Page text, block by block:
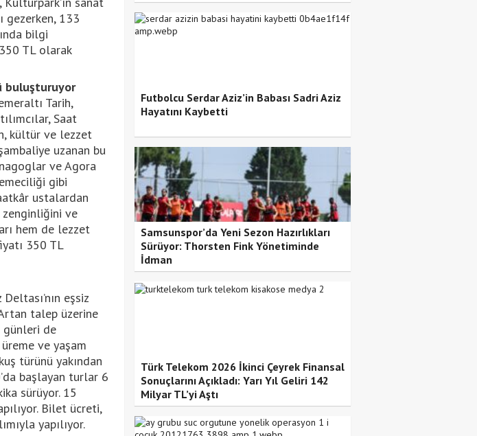
gezerken, 133
bilgi
TL olarak
buluşturuyor
Tarih,
Saat
kültür ve lezzet
uzanan bu
ve Agora
gibi
ustalardan
ve
hem de lezzet
350 TL
eşsiz
talep üzerine
günleri de
ve yaşam
türünü yakından
başlayan turlar 6
sürüyor. 15
Bilet ücreti,
yapılıyor.
Futbolcu Serdar Aziz’in Babası Sadri Aziz
Hayatını Kaybetti
Samsunspor’da Yeni Sezon Hazırlıkları
Sürüyor: Thorsten Fink Yönetiminde
İdman
Türk Telekom 2026 İkinci Çeyrek Finansal
Sonuçlarını Açıkladı: Yarı Yıl Geliri 142
Milyar TL’yi Aştı